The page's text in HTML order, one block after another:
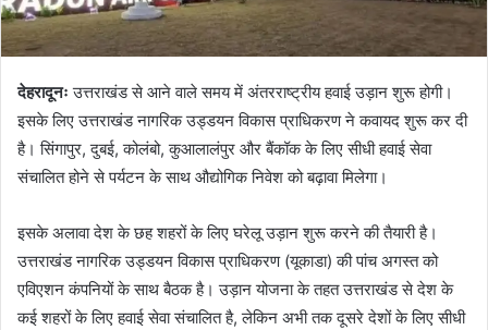
देहरादूनः उत्तराखंड से आने वाले समय में अंतरराष्ट्रीय हवाई उड़ान शुरू होगी।
इसके लिए उत्तराखंड नागरिक उड्डयन विकास प्राधिकरण ने कवायद शुरू कर दी
है। सिंगापुर, दुबई, कोलंबो, कुआलालंपुर और बैंकॉक के लिए सीधी हवाई सेवा
संचालित होने से पर्यटन के साथ औद्योगिक निवेश को बढ़ावा मिलेगा।
इसके अलावा देश के छह शहरों के लिए घरेलू उड़ान शुरू करने की तैयारी है।
उत्तराखंड नागरिक उड्डयन विकास प्राधिकरण (यूकाडा) की पांच अगस्त को
एविएशन कंपनियों के साथ बैठक है। उड़ान योजना के तहत उत्तराखंड से देश के
कई शहरों के लिए हवाई सेवा संचालित है, लेकिन अभी तक दूसरे देशों के लिए सीधी